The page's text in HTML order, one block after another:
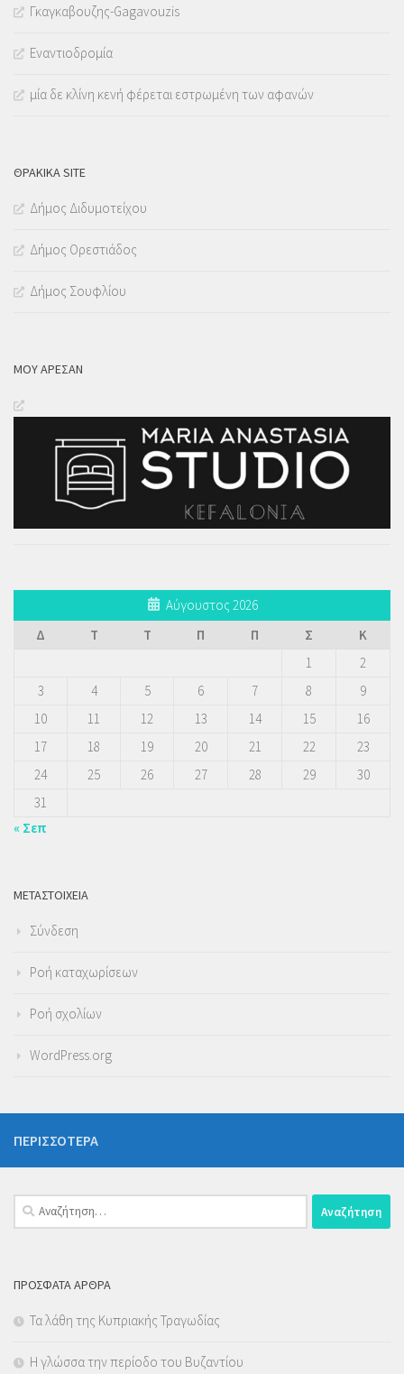
Γκαγκαβουζης-Gagavouzis
Εναντιοδρομία
μία δε κλίνη κενή φέρεται εστρωμένη των αφανών
ΘΡΑΚΙΚΑ SITE
Δήμος Διδυμοτείχου
Δήμος Ορεστιάδος
Δήμος Σουφλίου
ΜΟΥ ΆΡΕΣΑΝ
Αύγουστος 2026
Δ
Τ Τ Π Π Σ
Κ
1
2
3
4 5 6 7 8
9
10
11 12 13 14 15
16
17
18 19 20 21 22
23
24
25 26 27 28 29
30
31
« Σεπ
ΜΕΤΑΣΤΟΙΧΕΊΑ
Σύνδεση
Ροή καταχωρίσεων
Ροή σχολίων
WordPress.org
ΠΕΡΙΣΣΌΤΕΡΑ
Αναζήτηση
για:
ΠΡΌΣΦΑΤΑ ΆΡΘΡΑ
Τα λάθη της Κυπριακής Τραγωδίας
Η γλώσσα την περίοδο του Βυζαντίου